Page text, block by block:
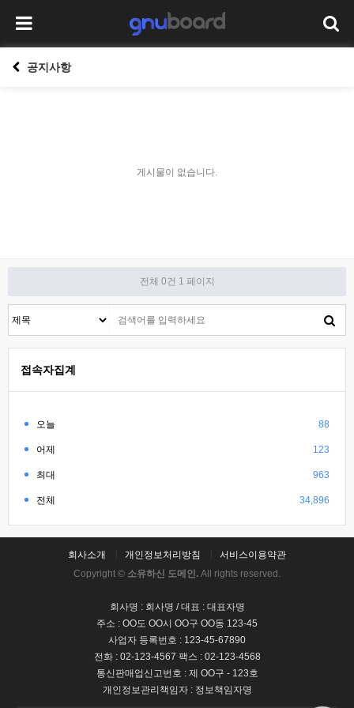
공지사항
게시물이 없습니다.
전체 0건 1 페이지
접속자집계
오늘 88
어제 123
최대 963
전체 34,896
회사소개 개인정보처리방침
서비스이용약관
Copyright © 소유하신 도메인. All rights reserved.
회사명 : 회사명 / 대표 : 대표자명
주소 : OO도 OO시 OO구 OO동 123-45
사업자 등록번호 : 123-45-67890
전화 : 02-123-4567 팩스 : 02-123-4568
통신판매업신고번호 : 제 OO구 - 123호
개인정보관리책임자 : 정보책임자명